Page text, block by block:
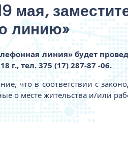
мая,
линию»
линия» будет
г., тел. 375 (17) 287-87 -06.
что в соответствии с
о месте жительства и/или